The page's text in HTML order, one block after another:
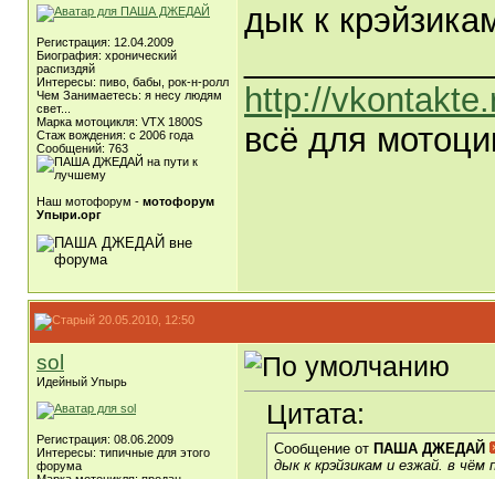
Регистрация: 12.04.2009
Биография: хронический
распиздяй
Интересы: пиво, бабы, рок-н-ролл
Чем Занимаетесь: я несу людям
свет...
Марка мотоцикля: VTX 1800S
Стаж вождения: c 2006 года
Сообщений: 763
Наш мотофорум - мотофорум
Упыри.орг
дык к
http://
всё для
20.05.2010, 12:50
sol
Идейный Упырь
Регистрация: 08.06.2009
Интересы: типичные для этого
форума
Цитата:
Сообщение от ПАША ДЖЕДАЙ
дык к крэйзикам и езжай. в чём